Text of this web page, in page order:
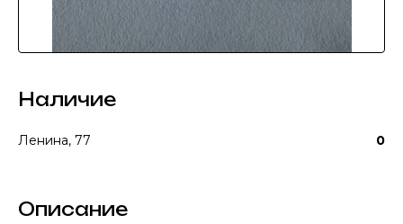
Наличие
Ленина, 77 0
Описание